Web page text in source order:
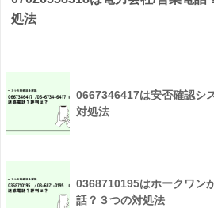
処法
0667346417は安否確認シ
対処法
0368710195はホークワン
話？３つの対処法